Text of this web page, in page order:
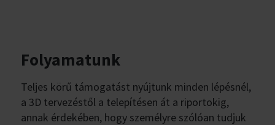
Folyamatunk
Teljes körű támogatást nyújtunk minden lépésnél,
a 3D tervezéstől a telepítésen át a riportokig,
annak érdekében, hogy személyre szólóan tudjuk